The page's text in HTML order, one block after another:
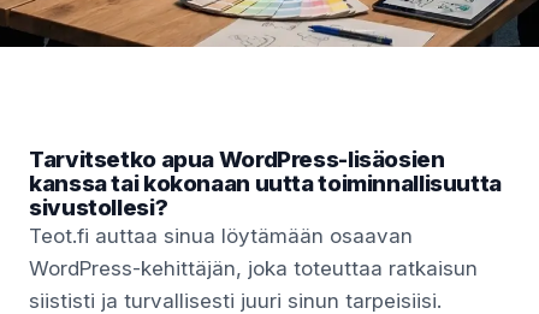
Tarvitsetko apua WordPress-lisäosien
kanssa tai kokonaan uutta toiminnallisuutta
sivustollesi?
Teot.fi auttaa sinua löytämään osaavan
WordPress-kehittäjän, joka toteuttaa ratkaisun
siististi ja turvallisesti juuri sinun tarpeisiisi.